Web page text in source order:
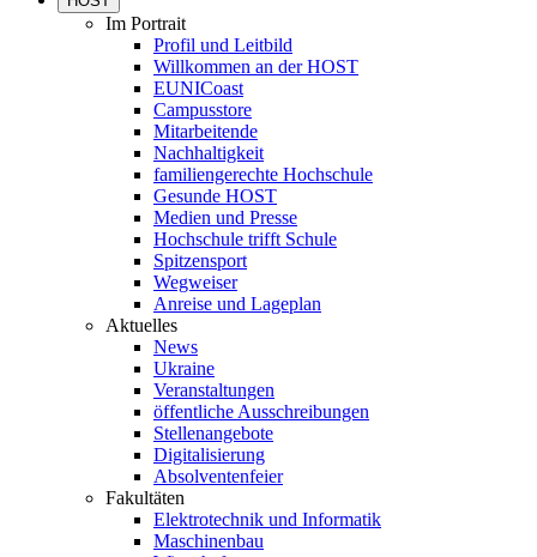
Im Portrait
Profil und Leitbild
Willkommen an der HOST
EUNICoast
Campusstore
Mitarbeitende
Nachhaltigkeit
familiengerechte Hochschule
Gesunde HOST
Medien und Presse
Hochschule trifft Schule
Spitzensport
Wegweiser
Anreise und Lageplan
Aktuelles
News
Ukraine
Veranstaltungen
öffentliche Ausschreibungen
Stellenangebote
Digitalisierung
Absolventenfeier
Fakultäten
Elektrotechnik und Informatik
Maschinenbau